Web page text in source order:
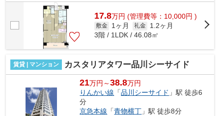
カード決済ができます。さわやかな朝を...
17.8万円 (管理費等：10,000円 )
敷金 1ヶ月 礼金
1.2ヶ月
3階 / 1LDK / 46.08㎡
賃貸 | マンション カスタリアタワー品川シーサイド
21万円～38.8万円
りんかい線 「品川シーサイド 」駅 徒歩6
分
京急本線 「青物横丁 」駅 徒歩8分